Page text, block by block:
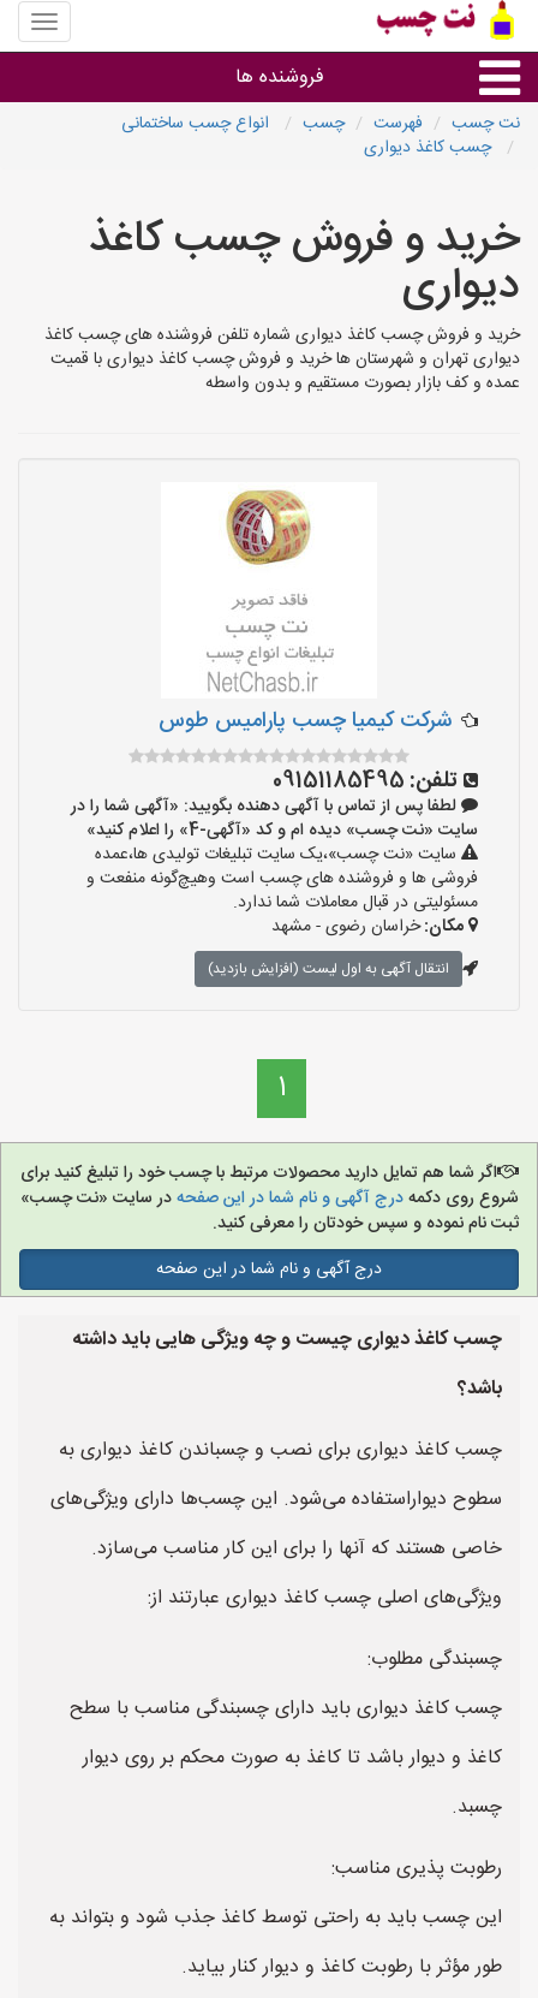
منوی
سایت
چسب
فروشنده ها
نت چسب فهرست چسب
انواع چسب ساختمانی
چسب کاغذ دیواری
خرید و فروش چسب کاغذ
دیواری
خرید و فروش چسب کاغذ دیواری شماره تلفن فروشنده های چسب کاغذ
دیواری تهران و شهرستان ها خرید و فروش چسب کاغذ دیواری با قمیت
عمده و کف بازار بصورت مستقیم و بدون واسطه
شرکت کیمیا چسب پارامیس طوس
تلفن: 09151185495
لطفا پس از تماس با آگهی دهنده بگویید: «آگهی شما را در
سایت «نت چسب» دیده ام و کد «آگهی-4» را اعلام کنید»
سایت «نت چسب»،یک سایت تبلیغات تولیدی ها،عمده
فروشی ها و فروشنده های چسب است وهیچ‌گونه منفعت و
مسئولیتی در قبال معاملات شما ندارد.
مکان:خراسان رضوی - مشهد
انتقال آگهی به اول لیست (افزایش بازدید)
1
اگر شما هم تمایل دارید محصولات مرتبط با چسب خود را تبلیغ کنید برای
شروع روی دکمهدرج آگهی و نام شما در این صفحهدر سایت «نت چسب»
ثبت نام نموده و سپس خودتان را معرفی کنید.
درج آگهی و نام شما در این صفحه
چسب کاغذ دیواری چیست و چه ویژگی هایی باید داشته
باشد؟
چسب کاغذ دیواری برای نصب و چسباندن کاغذ دیواری به
سطوح دیواراستفاده می‌شود. این چسب‌ها دارای ویژگی‌های
خاصی هستند که آنها را برای این کار مناسب می‌سازد.
ویژگی‌های اصلی چسب کاغذ دیواری عبارتند از:
چسبندگی مطلوب:
چسب کاغذ دیواری باید دارای چسبندگی مناسب با سطح
کاغذ و دیوار باشد تا کاغذ به صورت محکم بر روی دیوار
چسبد.
رطوبت پذیری مناسب:
این چسب باید به راحتی توسط کاغذ جذب شود و بتواند به
طور مؤثر با رطوبت کاغذ و دیوار کنار بیاید.